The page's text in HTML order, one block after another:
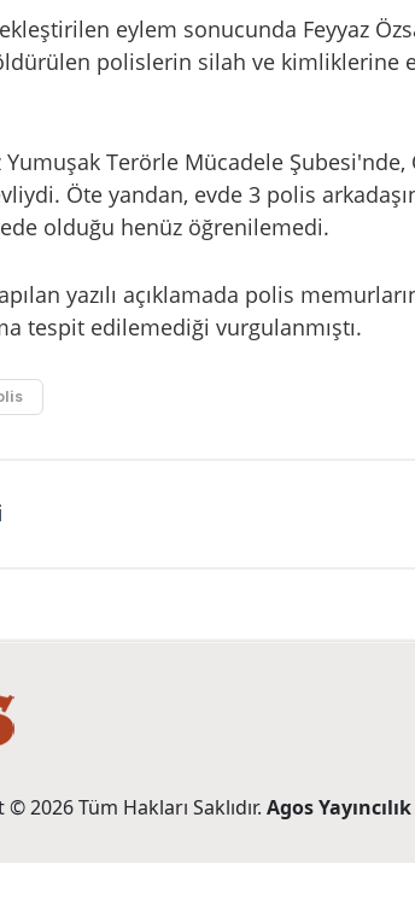
eylem sonucunda Feyyaz
polislerin silah ve kimliklerine
Terörle Mücadele Şubesi'nde,
Öte yandan, evde 3 polis
olduğu henüz öğrenilemedi.
yazılı açıklamada polis
tespit edilemediği vurgulanmıştı.
2026 Tüm Hakları Saklıdır. Agos